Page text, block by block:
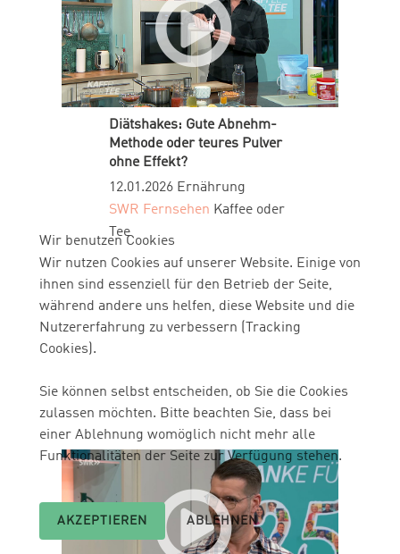
Diätshakes: Gute Abnehm-
Methode oder teures Pulver
ohne Effekt?
12.01.2026 Ernährung
SWR Fernsehen Kaffee oder
Tee
Wir benutzen Cookies
Wir nutzen Cookies auf unserer Website. Einige von
ihnen sind essenziell für den Betrieb der Seite,
während andere uns helfen, diese Website und die
Nutzererfahrung zu verbessern (Tracking
Cookies).
Sie können selbst entscheiden, ob Sie die Cookies
zulassen möchten. Bitte beachten Sie, dass bei
einer Ablehnung womöglich nicht mehr alle
Funktionalitäten der Seite zur Verfügung stehen.
AKZEPTIEREN ABLEHNEN